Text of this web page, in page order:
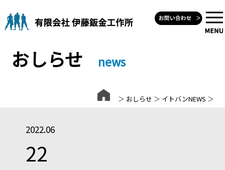
to
content
おしらせ news
＞ おしらせ ＞ イトバンNEWS ＞
2022.06
22